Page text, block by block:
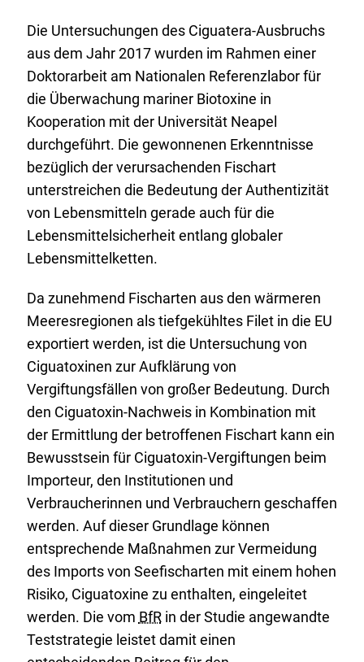
Die Untersuchungen des Ciguatera-Ausbruchs
aus dem Jahr 2017 wurden im Rahmen einer
Doktorarbeit am Nationalen Referenzlabor für
die Überwachung mariner Biotoxine in
Kooperation mit der Universität Neapel
durchgeführt. Die gewonnenen Erkenntnisse
bezüglich der verursachenden Fischart
unterstreichen die Bedeutung der Authentizität
von Lebensmitteln gerade auch für die
Lebensmittelsicherheit entlang globaler
Lebensmittelketten.
Da zunehmend Fischarten aus den wärmeren
Meeresregionen als tiefgekühltes Filet in die EU
exportiert werden, ist die Untersuchung von
Ciguatoxinen zur Aufklärung von
Vergiftungsfällen von großer Bedeutung. Durch
den Ciguatoxin-Nachweis in Kombination mit
der Ermittlung der betroffenen Fischart kann ein
Bewusstsein für Ciguatoxin-Vergiftungen beim
Importeur, den Institutionen und
Verbraucherinnen und Verbrauchern geschaffen
werden. Auf dieser Grundlage können
entsprechende Maßnahmen zur Vermeidung
des Imports von Seefischarten mit einem hohen
Risiko, Ciguatoxine zu enthalten, eingeleitet
werden. Die vom BfRin der Studie angewandte
Teststrategie leistet damit einen